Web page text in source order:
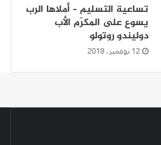
تساعية التسليم – أملاها الرب
يسوع على المكرّم الأب
دوليندو روتولو
12 نوفمبر، 2019